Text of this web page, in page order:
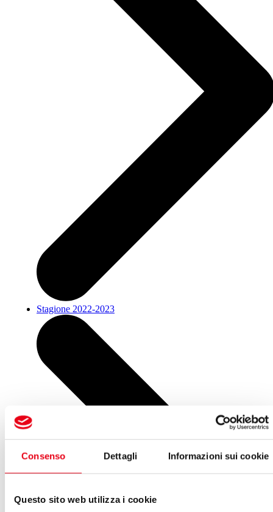
Consenso Dettagli Informazioni sui cookie
Questo sito web utilizza i cookie
Stagione 2022-2023